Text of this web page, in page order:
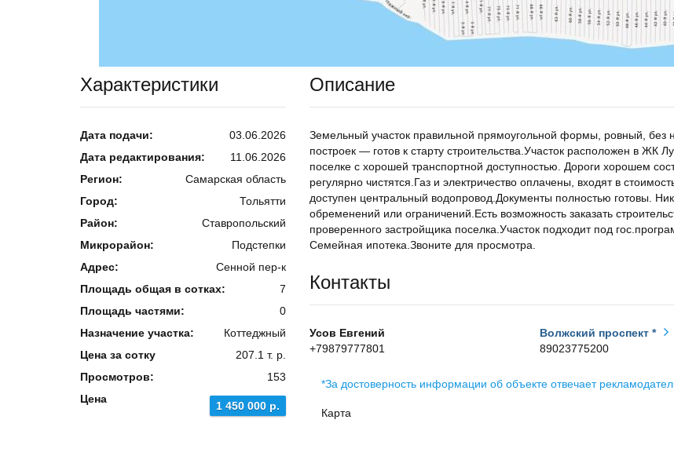
Характеристики
Дата подачи:
03.06.2026
Дата редактирования:
11.06.2026
Регион:
Самарская область
Город:
Тольятти
Район:
Ставропольский
Микрорайон:
Подстепки
Адрес:
Сенной пер-к
Площадь общая в сотках:
7
Площадь частями:
0
Назначение участка:
Коттеджный
Цена за сотку
207.1 т. р.
Просмотров:
153
Цена
1 450 000 р.
Описание
Земельный участок правильной прямоугольной формы, ровный, без
построек — готов к старту строительства.Участок расположен в ЖК
поселке с хорошей транспортной доступностью. Дороги хорошем
регулярно чистятся.Газ и электричество оплачены, входят в стоимость
доступен центральный водопровод.Документы полностью готовы.
обременений или ограничений.Есть возможность заказать
проверенного застройщика поселка.Участок подходит под
Семейная ипотека.Звоните для просмотра.
Контакты
Усов Евгений
+79879777801
Волжский проспект *
89023775200
*За достоверность информации об объекте отвечает
Карта